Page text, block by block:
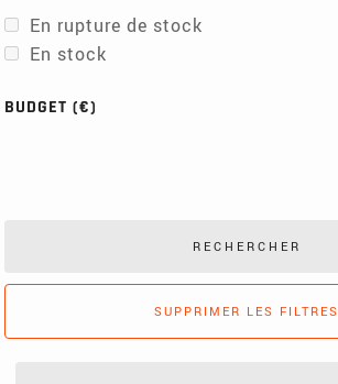
En rupture de stock
En stock
BUDGET (€)
SUPPRIMER LES FILTRES